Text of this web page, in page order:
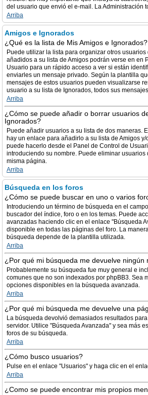
del usuario que envió el e-mail. La Administración
Arriba
Amigos e Ignorados
¿Qué es la lista de Mis Amigos e Ignorados?
Puede utilizar la lista para organizar otros
añadidos a su lista de Amigos podrán verse en en
Usuario para un rápido acceso a ver si están
enviarles un mensaje privado. Según la plantilla
mensajes de estos usuarios pueden visualizarse
usuario a su lista de Ignorados, todos sus
Arriba
¿Cómo se puede añadir o borrar usuarios
Ignorados?
Puede añadir usuarios a su lista de dos maneras.
hay un enlace para añadirlo a su lista de Amigos y/
puede hacerlo desde el Panel de Control de
introduciendo su nombre. Puede eliminar usuarios
misma página.
Arriba
Búsqueda en los foros
¿Cómo se puede buscar en uno o varios
Introduciendo un término de búsqueda en el
buscador del índice, foro o en los temas. Puede
avanzadas haciendo clic en el enlace "Búsqueda
disponible en todas las páginas del foro. La
búsqueda depende de la plantilla utilizada.
Arriba
¿Por qué mi búsqueda me devuelve ningún
Probablemente su búsqueda fue muy general e
comunes que no son indexados por phpBB3. Sea
opciones disponibles en la búsqueda avanzada.
Arriba
¿Por qué mi búsqueda me devuelve una
La búsqueda devolvió demasiados resultados
servidor. Utilice "Búsqueda Avanzada" y sea más
foros de su búsqueda.
Arriba
¿Cómo busco usuarios?
Pulse en el enlace "Usuarios" y haga clic en el
Arriba
¿Como se puede encontrar mis propios